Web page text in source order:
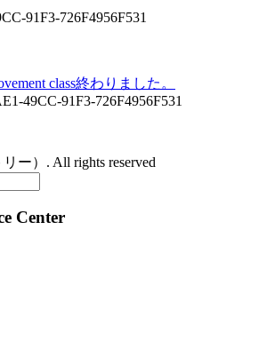
91F3-726F4956F531
class終わりました。
49CC-91F3-726F4956F531
ー）. All rights reserved
Center